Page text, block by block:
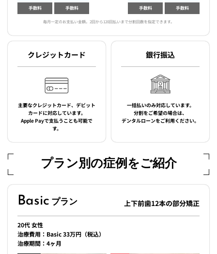
手数料 手数料 手数料 手数料
毎月一定のお支払い金額。2回から120回払いまで分割回数を指定できます。
クレジットカード
主要なクレジットカード、デビット
カードに対応しています。
Apple Payで支払うことも可能で
す。
銀行振込
一括払いのみ対応しています。
分割をご希望の場合は、
デンタルローンをご利用ください。
プラン別の症例をご紹介
Basic プラン 上下前歯12本の部分矯正
20代 女性
治療費用：Basic 33万円（税込）
治療期間：4ヶ月